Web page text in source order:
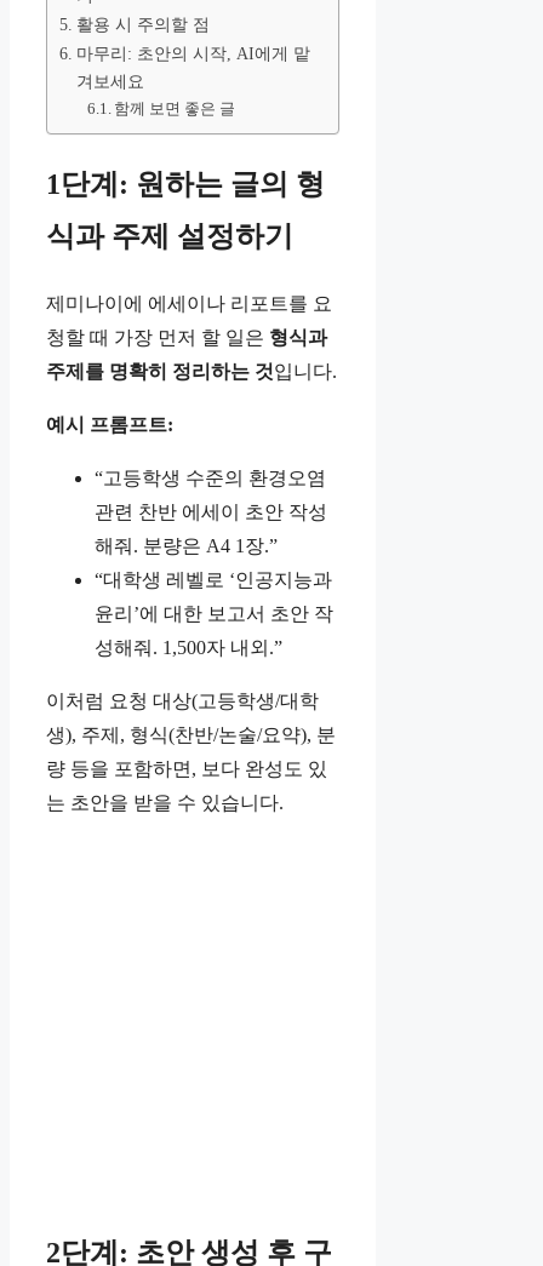
활용 시 주의할 점
마무리: 초안의 시작, AI에게 맡
겨보세요
함께 보면 좋은 글
1단계: 원하는 글의 형
식과 주제 설정하기
제미나이에 에세이나 리포트를 요
청할 때 가장 먼저 할 일은 형식과
주제를 명확히 정리하는 것입니다.
예시 프롬프트:
“고등학생 수준의 환경오염
관련 찬반 에세이 초안 작성
해줘. 분량은 A4 1장.”
“대학생 레벨로 ‘인공지능과
윤리’에 대한 보고서 초안 작
성해줘. 1,500자 내외.”
이처럼 요청 대상(고등학생/대학
생), 주제, 형식(찬반/논술/요약), 분
량 등을 포함하면, 보다 완성도 있
는 초안을 받을 수 있습니다.
2단계: 초안 생성 후 구